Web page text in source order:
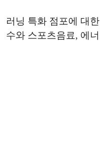
러닝 특화 점포에 대
수와 스포츠음료, 에